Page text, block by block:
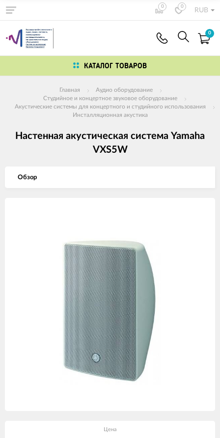
0 0
RUB
0
КАТАЛОГ ТОВАРОВ
Главная
Аудио оборудование
Студийное и концертное звуковое оборудование
Акустические системы для концертного и студийного использования
Инсталляционная акустика
Настенная акустическая система Yamaha
VXS5W
Обзор
Цена